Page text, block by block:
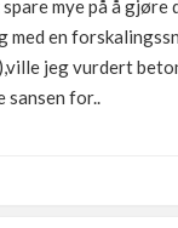
mye på å gjøre
en
jeg vurdert
sansen for..